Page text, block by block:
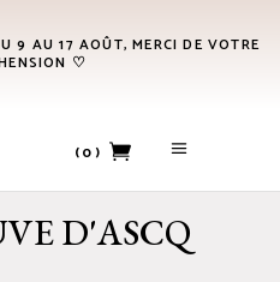
9 AU 17 AOÛT, MERCI DE VOTRE
♡
(0)
D'ASCQ